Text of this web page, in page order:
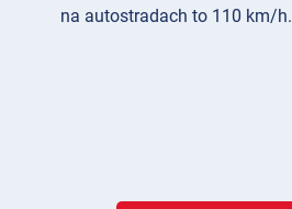
na autostradach to 110 km/h.